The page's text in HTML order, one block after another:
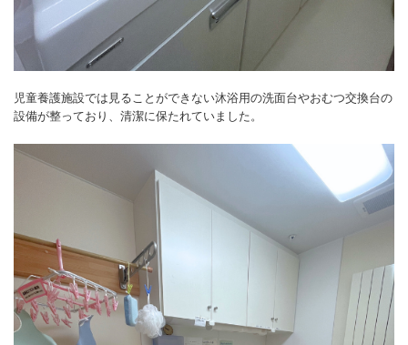
児童養護施設では見ることができない沐浴用の洗面台やおむつ交換台の
設備が整っており、清潔に保たれていました。